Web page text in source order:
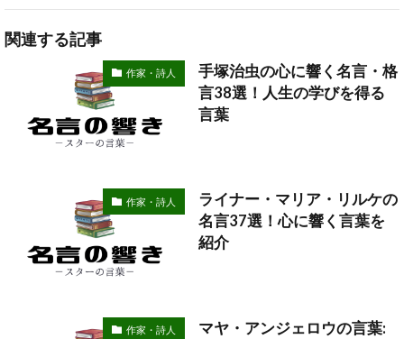
関連する記事
作家・詩人
手塚治虫の心に響く名言・格
言38選！人生の学びを得る
言葉
作家・詩人
ライナー・マリア・リルケの
名言37選！心に響く言葉を
紹介
作家・詩人
マヤ・アンジェロウの言葉: